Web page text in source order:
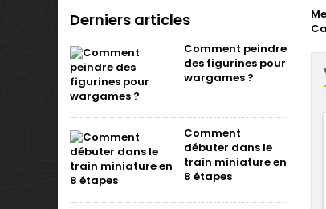
Derniers articles
Comment peindre
des figurines pour
wargames ?
Comment
débuter dans le
train miniature en
8 étapes